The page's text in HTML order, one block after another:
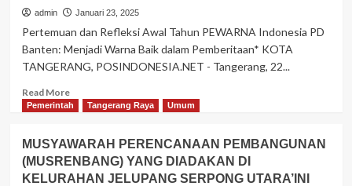
Dengan
Dalam
Pewartaan
Kekristenan
admin Januari 23, 2025
Pertemuan dan Refleksi Awal Tahun PEWARNA Indonesia PD
Banten: Menjadi Warna Baik dalam Pemberitaan* KOTA
TANGERANG, POSINDONESIA.NET - Tangerang, 22...
Read MoreRead
more
AWAL
TAHUN
PEWARNA
Pemerintah Tangerang Raya Umum
MUSYAWARAH PERENCANAAN PEMBANGUNAN
(MUSRENBANG) YANG DIADAKAN DI
KELURAHAN JELUPANG SERPONG UTARA’INI